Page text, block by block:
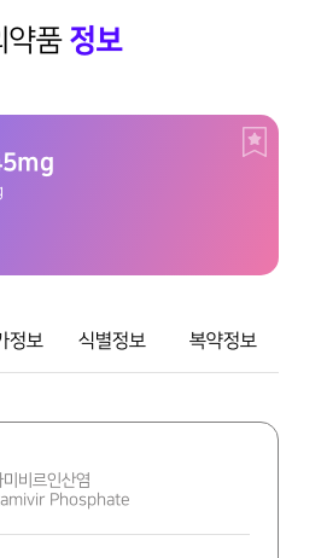
약품 정보
정보 식별정보 복약정보
비르인산염
Phosphate